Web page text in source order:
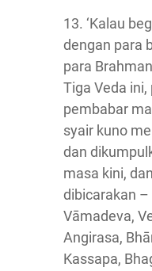
13. ‘Kalau
dengan para
para
Tiga Veda
pembabar
syair kuno
dan
masa kini,
dibicarakan
Vāmadeva,
Angirasa,
Kassapa,